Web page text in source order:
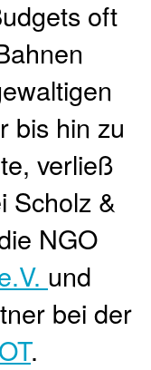
oft
bis hin zu
verließ
Scholz &
NGO
und
bei der
.